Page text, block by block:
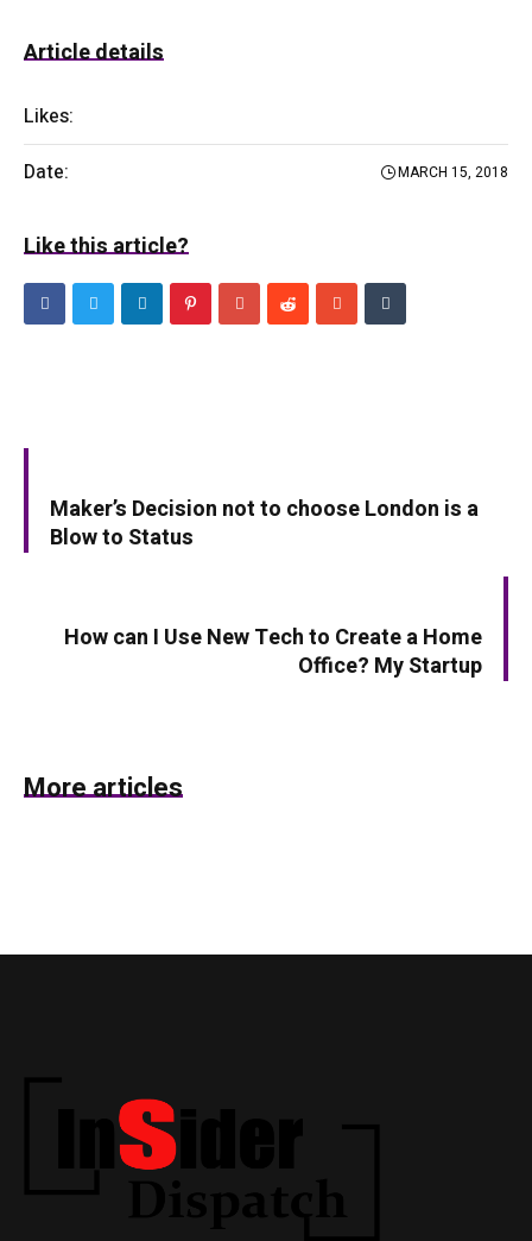
Article details
Likes:
Date: MARCH 15, 2018
Like this article?
Maker’s Decision not to choose London is a
Blow to Status
How can I Use New Tech to Create a Home
Office? My Startup
More articles